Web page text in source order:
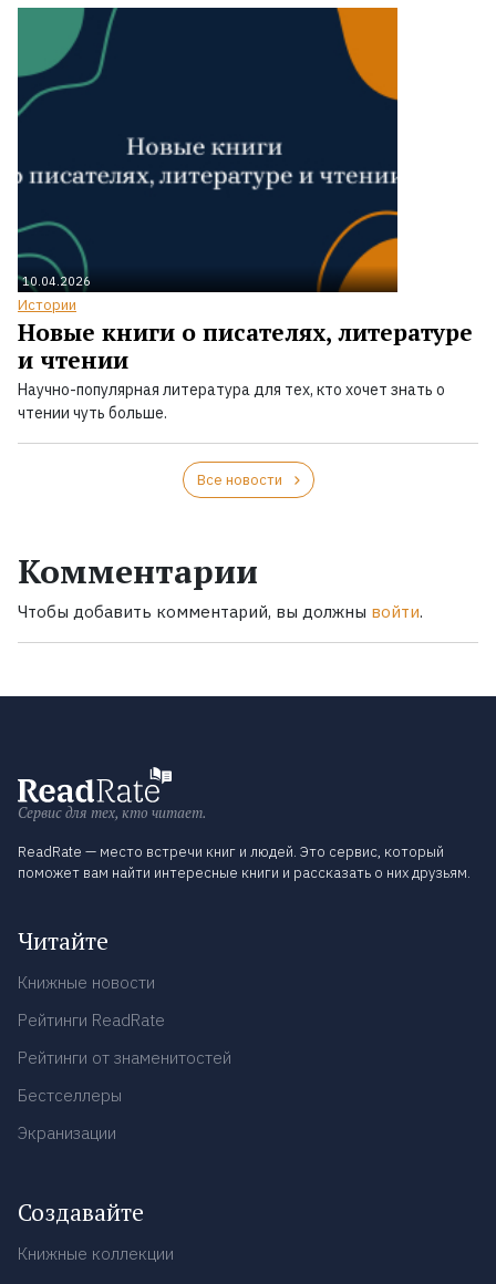
10.04.2026
Истории
Новые книги о писателях, литературе
и чтении
Научно-популярная литература для тех, кто хочет знать о
чтении чуть больше.
Все новости
Комментарии
Чтобы добавить комментарий, вы должны войти.
Сервис для тех, кто читает.
ReadRate — место встречи книг и людей. Это сервис, который
поможет вам найти интересные книги и рассказать о них друзьям.
Читайте
Книжные новости
Рейтинги ReadRate
Рейтинги от знаменитостей
Бестселлеры
Экранизации
Создавайте
Книжные коллекции